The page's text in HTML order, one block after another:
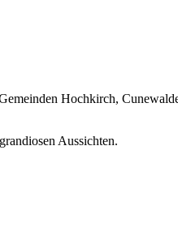
Hochkirch,
Aussichten.